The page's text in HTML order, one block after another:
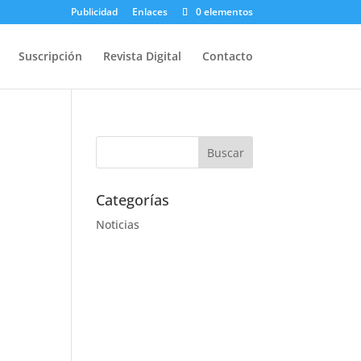
Publicidad Enlaces 0 elementos
Suscripción Revista Digital Contacto
Categorías
Noticias